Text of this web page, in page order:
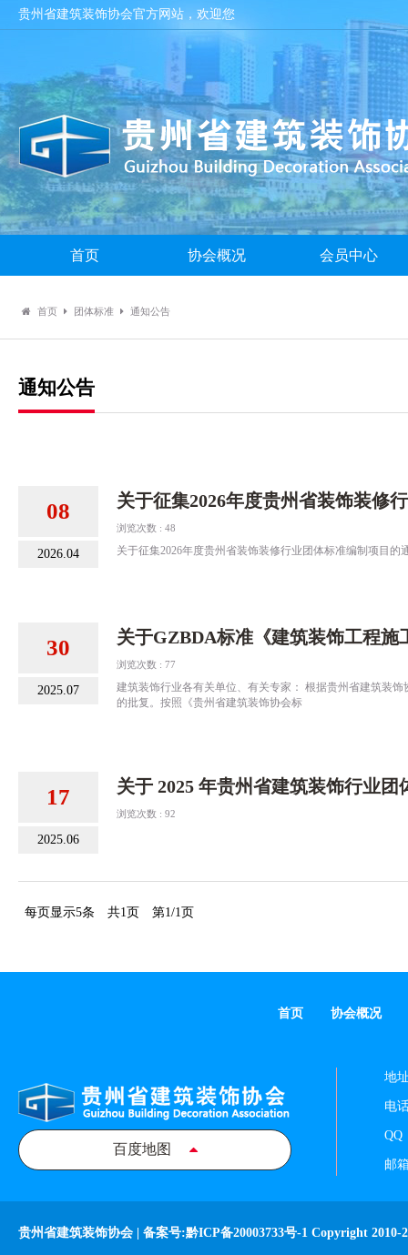
贵州省建筑装饰协会官方网站，欢迎您
首页 协会概况 会员中心
首页 团体标准 通知公告
通知公告
08
2026.04
关于征集2026年度贵州省装饰装修
浏览次数 : 48
关于征集2026年度贵州省装饰装修行业团体标准编制项目
30
2025.07
关于GZBDA标准《建筑装饰工程
浏览次数 : 77
建筑装饰行业各有关单位、有关专家： 根据贵州省建筑装
的批复。按照《贵州省建筑装饰协会标
17
2025.06
关于 2025 年贵州省建筑装饰行业团
浏览次数 : 92
每页显示5条 共1页 第1/1页
首页 协会概况
百度地图
地
电
QQ
邮
贵州省建筑装饰协会 | 备案号:黔ICP备20003733号-1 Copyright 2010-